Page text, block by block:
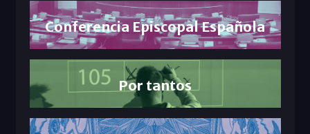
Conferencia Episcopal Española
Por tantos